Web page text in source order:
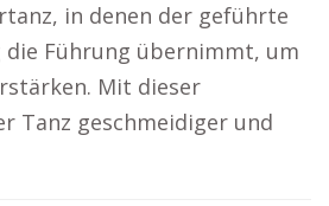
in denen der geführte
Führung übernimmt, um
Mit dieser
Tanz geschmeidiger und